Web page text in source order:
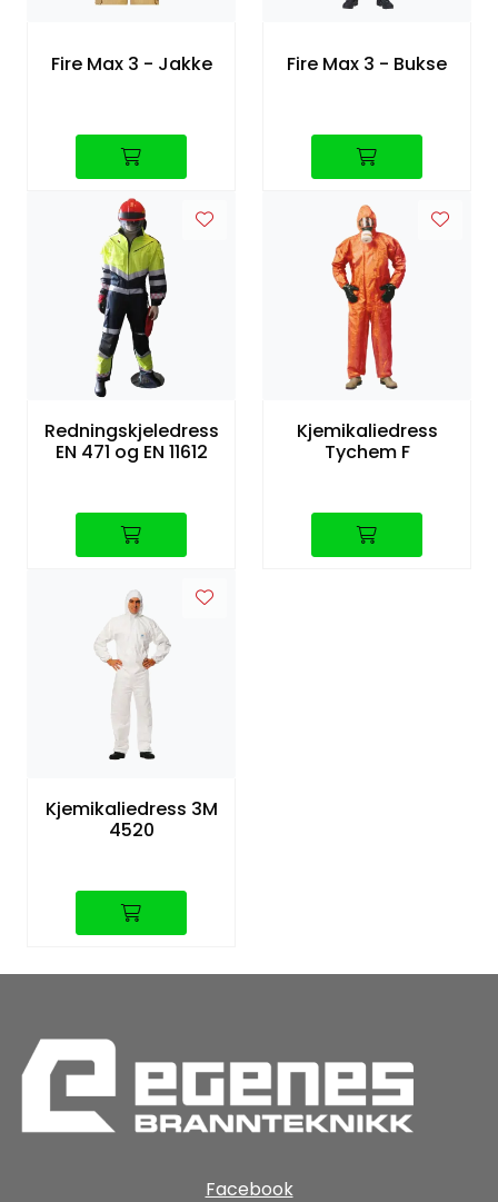
Fire Max 3 - Jakke Fire Max 3 - Bukse
Redningskjeledress
EN 471 og EN 11612
Kjemikaliedress
Tychem F
Kjemikaliedress 3M
4520
Facebook